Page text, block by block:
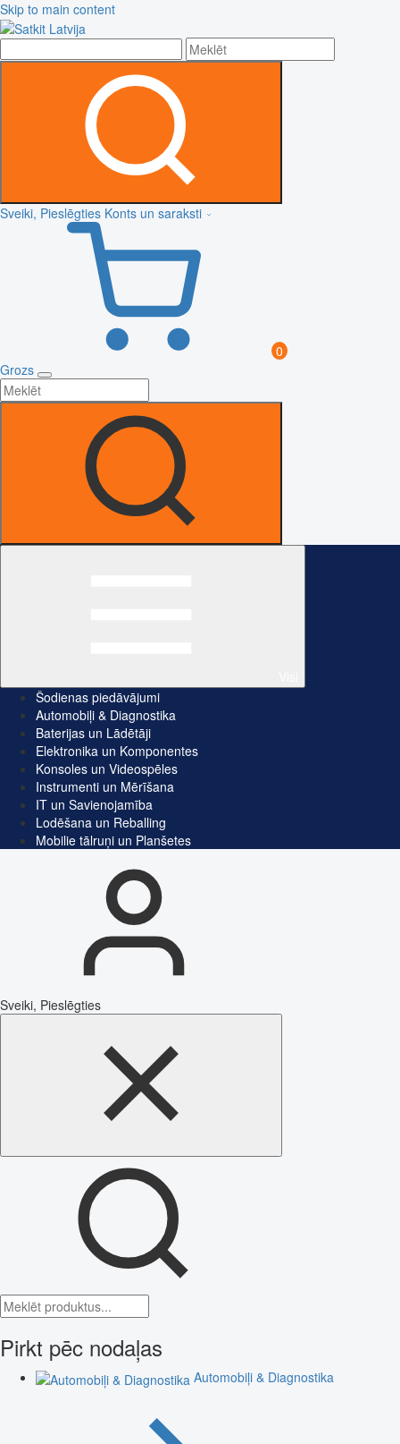
Skip to main content
Sveiki, Pieslēgties Konts un saraksti
0
Grozs
Šodienas piedāvājumi
Automobiļi & Diagnostika
Baterijas un Lādētāji
Elektronika un Komponentes
Konsoles un Videospēles
Instrumenti un Mērīšana
IT un Savienojamība
Lodēšana un Reballing
Mobilie tālruņi un Planšetes
Sveiki, Pieslēgties
Pirkt pēc nodaļas
Automobiļi & Diagnostika